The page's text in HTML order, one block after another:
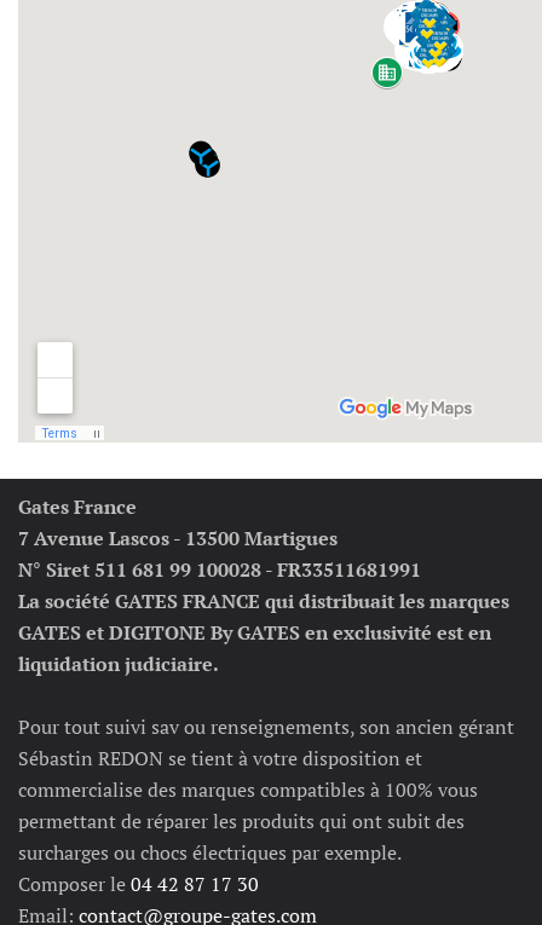
Gates France
7 Avenue Lascos - 13500 Martigues
N° Siret 511 681 99 100028 - FR33511681991
La société GATES FRANCE qui distribuait les marques
GATES et DIGITONE By GATES en exclusivité est en
liquidation judiciaire.
Pour tout suivi sav ou renseignements, son ancien gérant
Sébastin REDON se tient à votre disposition et
commercialise des marques compatibles à 100% vous
permettant de réparer les produits qui ont subit des
surcharges ou chocs électriques par exemple.
Composer le04 42 87 17 30
Email: contact@groupe-gates.com